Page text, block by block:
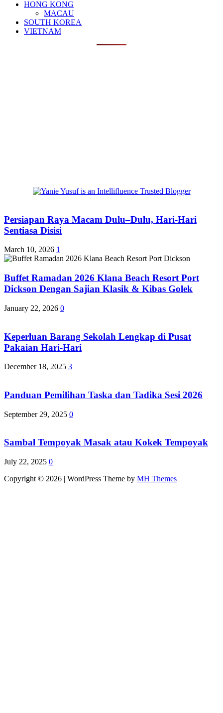
HONG KONG
MACAU
SOUTH KOREA
VIETNAM
Persiapan Raya Macam Dulu–Dulu, Hari-Hari
Sentiasa Disisi
March 10, 2026 1
Buffet Ramadan 2026 Klana Beach Resort Port
Dickson Dengan Sajian Klasik & Kibas Golek
January 22, 2026 0
Keperluan Barang Sekolah Lengkap di Pusat
Pakaian Hari-Hari
December 18, 2025 3
Panduan Pemilihan Taska dan Tadika Sesi 2026
September 29, 2025 0
Sambal Tempoyak Masak atau Kokek Tempoyak
July 22, 2025 0
Copyright © 2026 | WordPress Theme by MH Themes